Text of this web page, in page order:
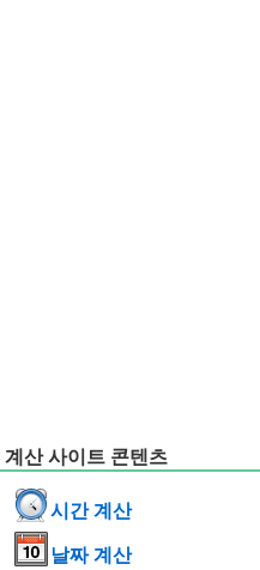
계산 사이트 콘텐츠
시간 계산
날짜 계산